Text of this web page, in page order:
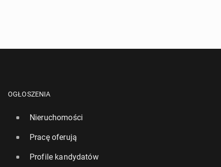
OGŁOSZENIA
Nieruchomości
Pracę oferują
Profile kandydatów